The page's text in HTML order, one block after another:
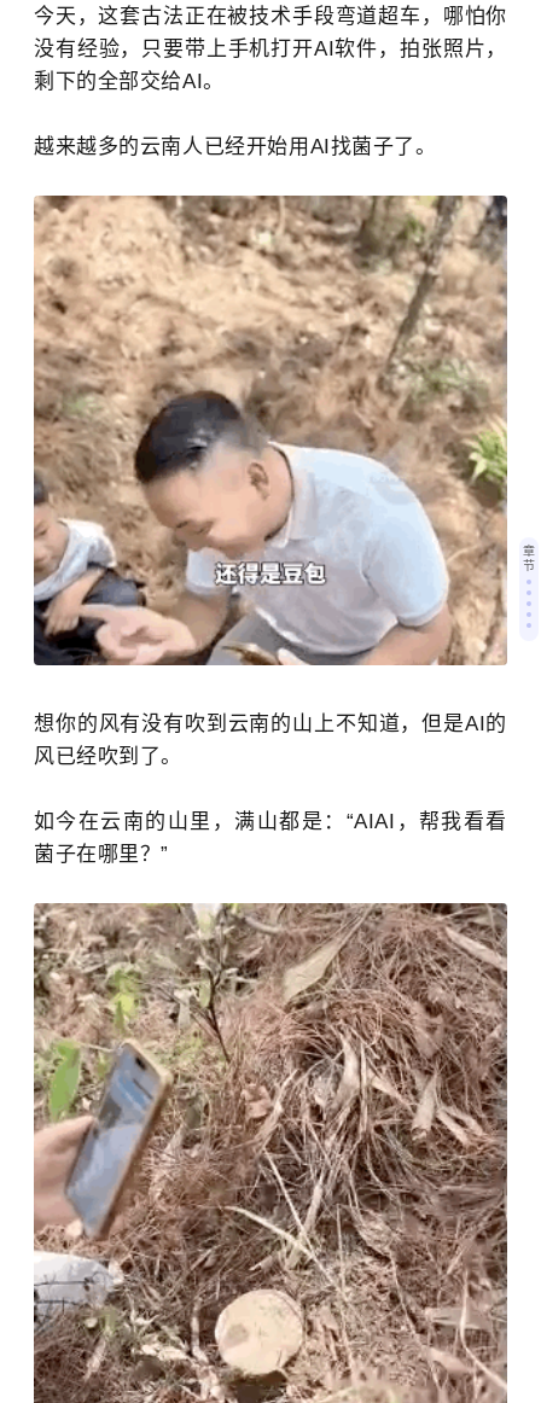
今天，这套古法正在被技术手段弯道超车，哪怕你
没有经验，只要带上手机打开AI软件，拍张照片，
剩下的全部交给AI。
越来越多的云南人已经开始用AI找菌子了。
想你的风有没有吹到云南的山上不知道，但是AI的
风已经吹到了。
如今在云南的山里，满山都是：“AIAI，帮我看看
菌子在哪里？”
章
节